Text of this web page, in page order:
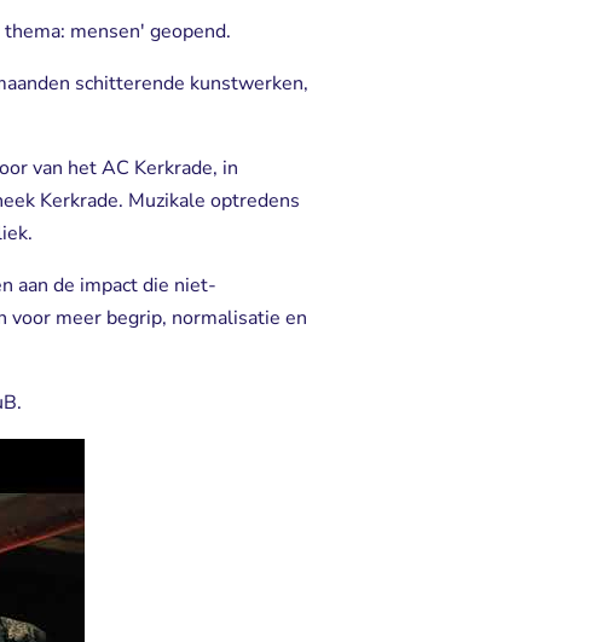
mensen' geopend.
schitterende kunstwerken,
van het AC Kerkrade, in
Kerkrade. Muzikale optredens
aan de impact die niet-
voor meer begrip, normalisatie en